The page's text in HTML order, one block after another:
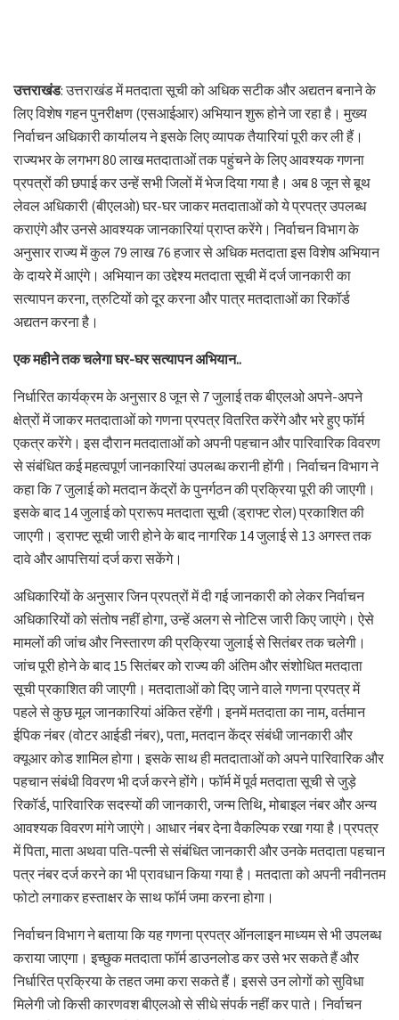
उत्तराखंड: उत्तराखंड में मतदाता सूची को अधिक सटीक और अद्यतन बनाने के
लिए विशेष गहन पुनरीक्षण (एसआईआर) अभियान शुरू होने जा रहा है। मुख्य
निर्वाचन अधिकारी कार्यालय ने इसके लिए व्यापक तैयारियां पूरी कर ली हैं।
राज्यभर के लगभग 80 लाख मतदाताओं तक पहुंचने के लिए आवश्यक गणना
प्रपत्रों की छपाई कर उन्हें सभी जिलों में भेज दिया गया है। अब 8 जून से बूथ
लेवल अधिकारी (बीएलओ) घर-घर जाकर मतदाताओं को ये प्रपत्र उपलब्ध
कराएंगे और उनसे आवश्यक जानकारियां प्राप्त करेंगे। निर्वाचन विभाग के
अनुसार राज्य में कुल 79 लाख 76 हजार से अधिक मतदाता इस विशेष अभियान
के दायरे में आएंगे। अभियान का उद्देश्य मतदाता सूची में दर्ज जानकारी का
सत्यापन करना, त्रुटियों को दूर करना और पात्र मतदाताओं का रिकॉर्ड
अद्यतन करना है।
एक महीने तक चलेगा घर-घर सत्यापन अभियान..
निर्धारित कार्यक्रम के अनुसार 8 जून से 7 जुलाई तक बीएलओ अपने-अपने
क्षेत्रों में जाकर मतदाताओं को गणना प्रपत्र वितरित करेंगे और भरे हुए फॉर्म
एकत्र करेंगे। इस दौरान मतदाताओं को अपनी पहचान और पारिवारिक विवरण
से संबंधित कई महत्वपूर्ण जानकारियां उपलब्ध करानी होंगी। निर्वाचन विभाग ने
कहा कि 7 जुलाई को मतदान केंद्रों के पुनर्गठन की प्रक्रिया पूरी की जाएगी।
इसके बाद 14 जुलाई को प्रारूप मतदाता सूची (ड्राफ्ट रोल) प्रकाशित की
जाएगी। ड्राफ्ट सूची जारी होने के बाद नागरिक 14 जुलाई से 13 अगस्त तक
दावे और आपत्तियां दर्ज करा सकेंगे।
अधिकारियों के अनुसार जिन प्रपत्रों में दी गई जानकारी को लेकर निर्वाचन
अधिकारियों को संतोष नहीं होगा, उन्हें अलग से नोटिस जारी किए जाएंगे। ऐसे
मामलों की जांच और निस्तारण की प्रक्रिया जुलाई से सितंबर तक चलेगी।
जांच पूरी होने के बाद 15 सितंबर को राज्य की अंतिम और संशोधित मतदाता
सूची प्रकाशित की जाएगी। मतदाताओं को दिए जाने वाले गणना प्रपत्र में
पहले से कुछ मूल जानकारियां अंकित रहेंगी। इनमें मतदाता का नाम, वर्तमान
ईपिक नंबर (वोटर आईडी नंबर), पता, मतदान केंद्र संबंधी जानकारी और
क्यूआर कोड शामिल होगा। इसके साथ ही मतदाताओं को अपने पारिवारिक और
पहचान संबंधी विवरण भी दर्ज करने होंगे। फॉर्म में पूर्व मतदाता सूची से जुड़े
रिकॉर्ड, पारिवारिक सदस्यों की जानकारी, जन्म तिथि, मोबाइल नंबर और अन्य
आवश्यक विवरण मांगे जाएंगे। आधार नंबर देना वैकल्पिक रखा गया है।प्रपत्र
में पिता, माता अथवा पति-पत्नी से संबंधित जानकारी और उनके मतदाता पहचान
पत्र नंबर दर्ज करने का भी प्रावधान किया गया है। मतदाता को अपनी नवीनतम
फोटो लगाकर हस्ताक्षर के साथ फॉर्म जमा करना होगा।
निर्वाचन विभाग ने बताया कि यह गणना प्रपत्र ऑनलाइन माध्यम से भी उपलब्ध
कराया जाएगा। इच्छुक मतदाता फॉर्म डाउनलोड कर उसे भर सकते हैं और
निर्धारित प्रक्रिया के तहत जमा करा सकते हैं। इससे उन लोगों को सुविधा
मिलेगी जो किसी कारणवश बीएलओ से सीधे संपर्क नहीं कर पाते। निर्वाचन